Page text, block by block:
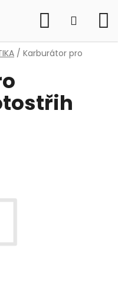
Hledat
KOŠÍK
/ Karburátor pro